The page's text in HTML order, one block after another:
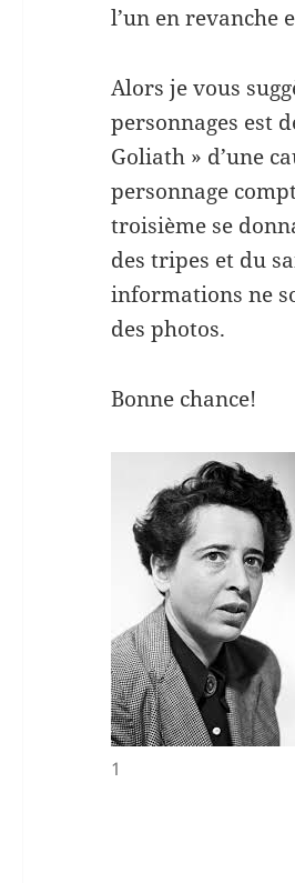
l’un en revanche
Alors je vous
personnages est
Goliath » d’une
personnage
troisième se
des tripes et du
informations ne
des photos.
Bonne chance!
1